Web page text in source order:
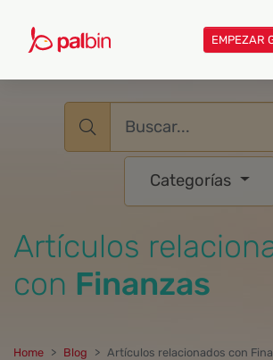
EMPEZAR
Categorías
Artículos
con Finanzas
Home Blog Artículos relacionados con